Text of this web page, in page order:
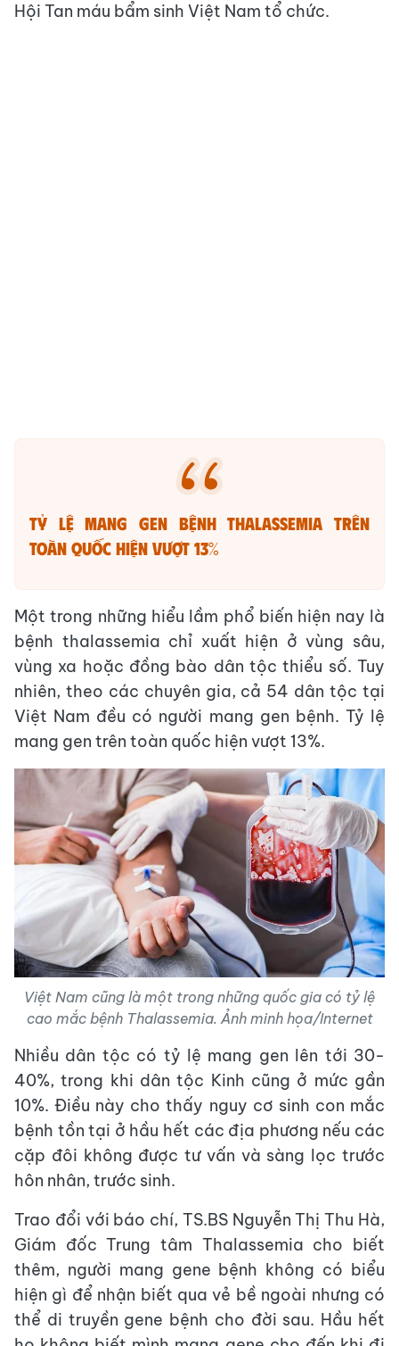
Hội Tan máu bẩm sinh Việt Nam tổ chức.
Tỷ lệ mang gen bệnh thalassemia trên
toàn quốc hiện vượt 13%
Một trong những hiểu lầm phổ biến hiện nay là
bệnh thalassemia chỉ xuất hiện ở vùng sâu,
vùng xa hoặc đồng bào dân tộc thiểu số. Tuy
nhiên, theo các chuyên gia, cả 54 dân tộc tại
Việt Nam đều có người mang gen bệnh. Tỷ lệ
mang gen trên toàn quốc hiện vượt 13%.
Việt Nam cũng là một trong những quốc gia có tỷ lệ
cao mắc bệnh Thalassemia. Ảnh minh họa/Internet
Nhiều dân tộc có tỷ lệ mang gen lên tới 30-
40%, trong khi dân tộc Kinh cũng ở mức gần
10%. Điều này cho thấy nguy cơ sinh con mắc
bệnh tồn tại ở hầu hết các địa phương nếu các
cặp đôi không được tư vấn và sàng lọc trước
hôn nhân, trước sinh.
Trao đổi với báo chí, TS.BS Nguyễn Thị Thu Hà,
Giám đốc Trung tâm Thalassemia cho biết
thêm, người mang gene bệnh không có biểu
hiện gì để nhận biết qua vẻ bề ngoài nhưng có
thể di truyền gene bệnh cho đời sau. Hầu hết